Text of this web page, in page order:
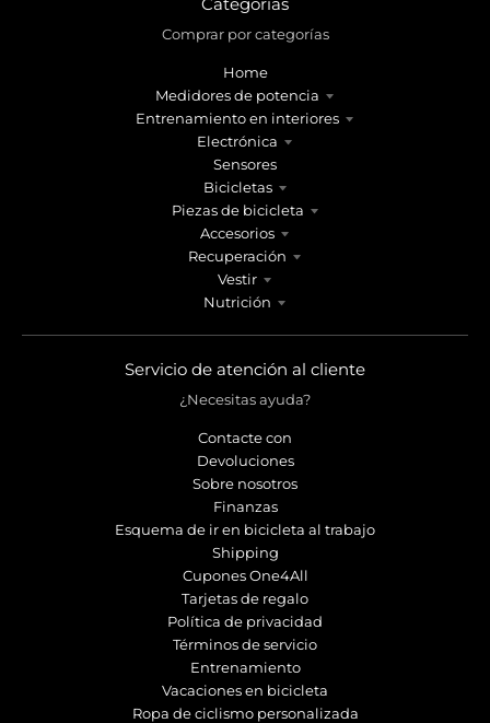
Comprar por categorías
Home
Medidores de potencia
Entrenamiento en interiores
Electrónica
Sensores
Bicicletas
Piezas de bicicleta
Accesorios
Recuperación
Vestir
Nutrición
Servicio de atención al cliente
¿Necesitas ayuda?
Contacte con
Devoluciones
Sobre nosotros
Finanzas
Esquema de ir en bicicleta al trabajo
Shipping
Cupones One4All
Tarjetas de regalo
Política de privacidad
Términos de servicio
Entrenamiento
Vacaciones en bicicleta
Ropa de ciclismo personalizada